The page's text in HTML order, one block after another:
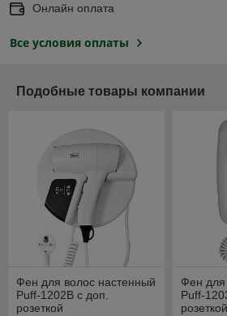
Онлайн оплата
Все условия оплаты
Подобные товары компании
Фен для волос настенный
Puff-1202B с доп.
розеткой
Фен для
Puff-
розеткой